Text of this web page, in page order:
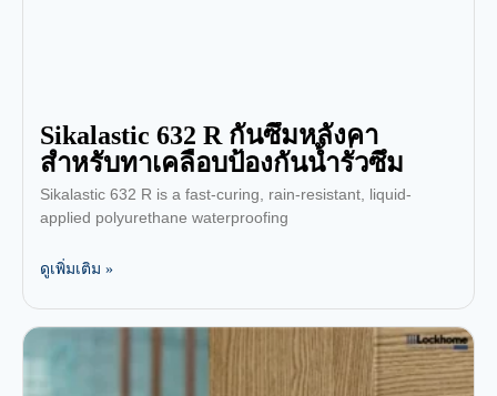
Sikalastic 632 R กันซึมหลังคา
สำหรับทาเคลือบป้องกันน้ำรั่วซึม
Sikalastic 632 R is a fast-curing, rain-resistant, liquid-
applied polyurethane waterproofing
ดูเพิ่มเติม »